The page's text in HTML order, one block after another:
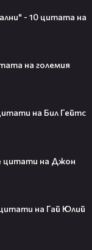
- 10 цитата на
на големия
на Бил Гейтс
цитати на Джон
на Гай Юлий
Най-
във филма